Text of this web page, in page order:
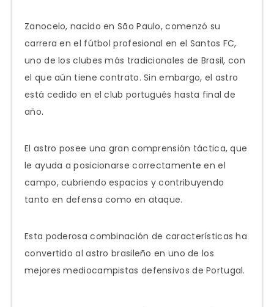
Zanocelo, nacido en São Paulo, comenzó su
carrera en el fútbol profesional en el Santos FC,
uno de los clubes más tradicionales de Brasil, con
el que aún tiene contrato. Sin embargo, el astro
está cedido en el club portugués hasta final de
año.
El astro posee una gran comprensión táctica, que
le ayuda a posicionarse correctamente en el
campo, cubriendo espacios y contribuyendo
tanto en defensa como en ataque.
Esta poderosa combinación de características ha
convertido al astro brasileño en uno de los
mejores mediocampistas defensivos de Portugal.